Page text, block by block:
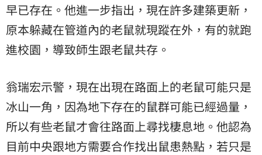
早已存在。他進一步指出，現在許多建築更新，
原本躲藏在管道內的老鼠就現蹤在外，有的就跑
進校園，導致師生跟老鼠共存。
翁瑞宏示警，現在出現在路面上的老鼠可能只是
冰山一角，因為地下存在的鼠群可能已經過量，
所以有些老鼠才會往路面上尋找棲息地。他認為
目前中央跟地方需要合作找出鼠患熱點，若只是